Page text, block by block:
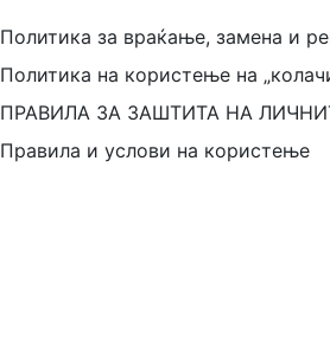
Политика за враќање, замена и
Политика на користење на
ПРАВИЛА ЗА ЗАШТИТА НА
Правила и услови на користење